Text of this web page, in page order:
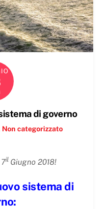
di governo
Non categorizzato
il Giugno 2018!
sistema di